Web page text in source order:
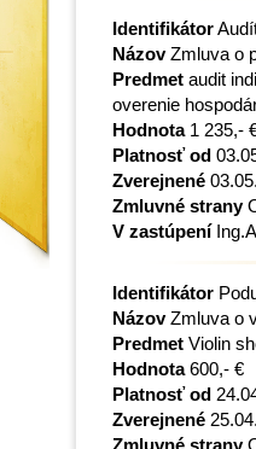
Identifikátor
NázovZmluva o
Predmet audit
overenie
Hodnota1 235,-
Platnosť od
Zverejnené
Zmluvné strany
V zastúpení
Identifikátor
NázovZmluva o
Predmet Violin
Hodnota600,- €
Platnosť od
Zverejnené
Zmluvné strany